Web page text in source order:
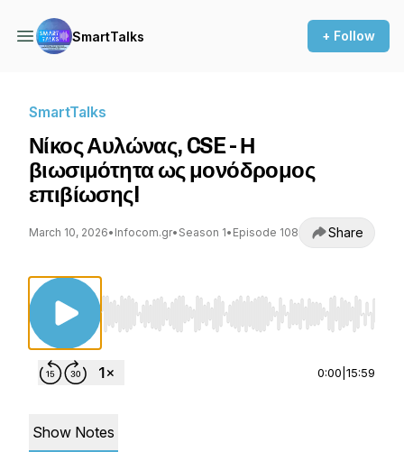
SmartTalks + Follow
SmartTalks
Νίκος Αυλώνας, CSE - Η
βιωσιμότητα ως μονόδρομος
επιβίωσης!
March 10, 2026• Infocom.gr• Season 1• Episode 108 Share
Use Left/Right to seek, Home/End to jump
0:00 15:59
Show Notes